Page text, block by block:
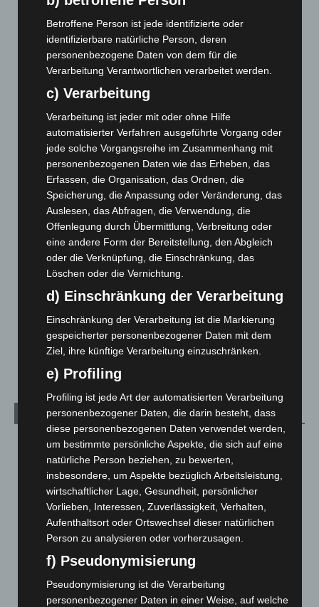
A2: Zweite Turbobaustelle startet zwischen Hannover-West
und Bothfeld
8. August 2026
Niedersachsen: Feuerwehrkräfte kehren nach
Waldbrandeinsatz aus Spanien zurück
7. August 2026
Hannover: Erste Tigermücken-Population in Niedersachsen
entdeckt
7. August 2026
Brand im „Haus der Begegnung“ in Neuwarmbüchen schnell
eingedämmt
6. August 2026
Region Hannover: 21 neue Notfallsanitäter starten beim
Roten Kreuz
5. August 2026
Mann läuft mit Hockeyschläger über A7 – Polizei sucht
Zeugen
5. August 2026
Kategorien
Blaulicht
2.799
Corona-News
Hannover und Region
Langenhagen und Ortsteile
Leserbriefe
Über uns
Veranstaltungen
1.889
Betroffene Person ist jede identifizierte oder
identifizierbare natürliche Person, deren
personenbezogene Daten von dem für die
Verarbeitung Verantwortlichen verarbeitet werden.
c) Verarbeitung
Verarbeitung ist jeder mit oder ohne Hilfe
automatisierter Verfahren ausgeführte Vorgang oder
jede solche Vorgangsreihe im Zusammenhang mit
personenbezogenen Daten wie das Erheben, das
Erfassen, die Organisation, das Ordnen, die
Speicherung, die Anpassung oder Veränderung, das
Auslesen, das Abfragen, die Verwendung, die
Offenlegung durch Übermittlung, Verbreitung oder
eine andere Form der Bereitstellung, den Abgleich
oder die Verknüpfung, die Einschränkung, das
Löschen oder die Vernichtung.
d) Einschränkung der Verarbeitung
Einschränkung der Verarbeitung ist die Markierung
gespeicherter personenbezogener Daten mit dem
Ziel, ihre künftige Verarbeitung einzuschränken.
e) Profiling
Profiling ist jede Art der automatisierten Verarbeitung
personenbezogener Daten, die darin besteht, dass
diese personenbezogenen Daten verwendet werden,
um bestimmte persönliche Aspekte, die sich auf eine
natürliche Person beziehen, zu bewerten,
insbesondere, um Aspekte bezüglich Arbeitsleistung,
wirtschaftlicher Lage, Gesundheit, persönlicher
Vorlieben, Interessen, Zuverlässigkeit, Verhalten,
Aufenthaltsort oder Ortswechsel dieser natürlichen
Person zu analysieren oder vorherzusagen.
f) Pseudonymisierung
Pseudonymisierung ist die Verarbeitung
personenbezogener Daten in einer Weise, auf welche